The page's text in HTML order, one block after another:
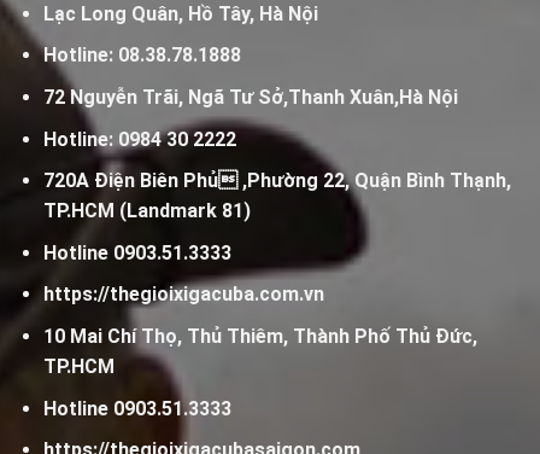
Lạc Long Quân, Hồ Tây, Hà Nội
Hotline: 08.38.78.1888
72 Nguyễn Trãi, Ngã Tư Sở,Thanh Xuân,Hà Nội
Hotline: 0984 30 2222
720A Điện Biên Phủ ,Phường 22, Quận Bình Thạnh,
TP.HCM (Landmark 81)
Hotline 0903.51.3333
https://thegioixigacuba.com.vn
10 Mai Chí Thọ, Thủ Thiêm, Thành Phố Thủ Đức,
TP.HCM
Hotline 0903.51.3333